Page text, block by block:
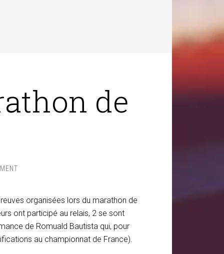
de
organisées lors du marathon de
ont participé au relais, 2 se sont
de Romuald Bautista qui, pour
au championnat de France).